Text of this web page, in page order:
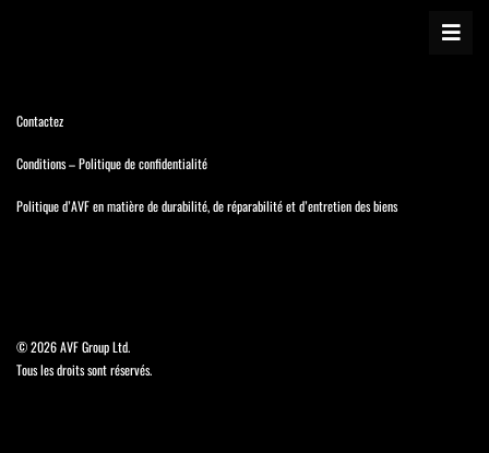
Contactez
Conditions–Politique de confidentialité
Politique d’AVF en matière de durabilité, de réparabilité et d’entretien des biens
©2026 AVF Group Ltd.
Tous les droits sont réservés.